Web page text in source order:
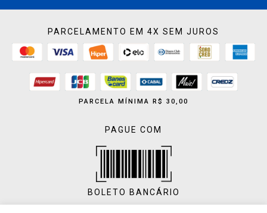
PARCELAMENTO EM 4X SEM JUROS
PARCELA MÍNIMA R$ 30,00
PAGUE COM
BOLETO BANCÁRIO